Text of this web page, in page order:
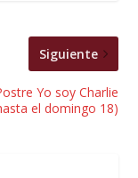
Siguiente
Yo soy Charlie
el domingo 18)